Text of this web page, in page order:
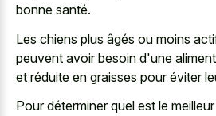
bonne santé.
Les chiens plus âgés ou moins
peuvent avoir besoin d'une
et réduite en graisses pour éviter
Pour déterminer quel est le